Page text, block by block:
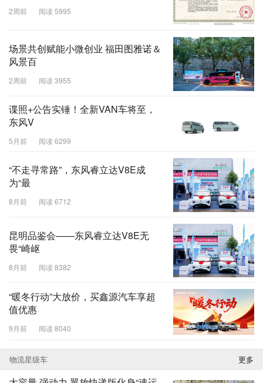
2周前 阅读 5995
场景共创赋能小微创业 福田图雅诺＆
风景百
2周前 阅读 3955
谍照+公告实锤！全新VAN车将至，
东风V
5月前 阅读 6299
“不走寻常路”，东风睿立达V8E成
为“最
8月前 阅读 6712
昆明品鉴会——东风睿立达V8E无
畏“崎岖
8月前 阅读 8382
“暖冬行动”大放价，买鑫源汽车享超
值优惠
9月前 阅读 8040
物流星级车 更多